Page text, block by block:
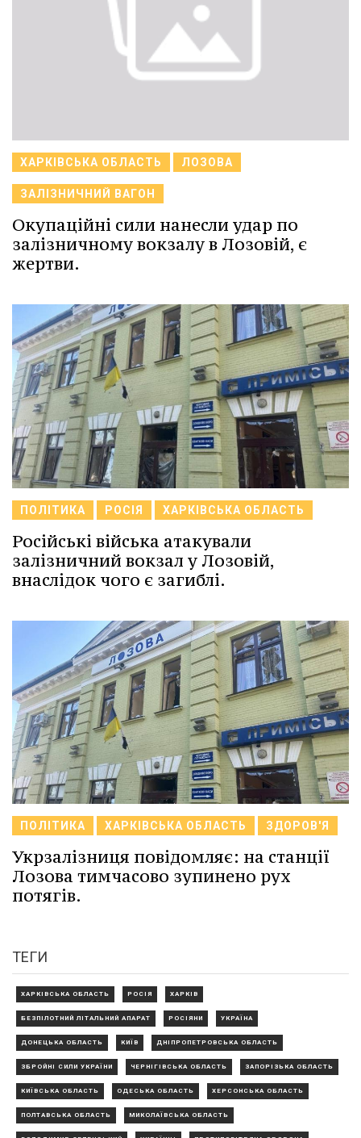
ХАРКІВСЬКА ОБЛАСТЬ ЛОЗОВА
ЗАЛІЗНИЧНИЙ ВАГОН
Окупаційні сили нанесли удар по
залізничному вокзалу в Лозовій, є
жертви.
ПОЛІТИКА РОСІЯ ХАРКІВСЬКА ОБЛАСТЬ
Російські війська атакували
залізничний вокзал у Лозовій,
внаслідок чого є загиблі.
ПОЛІТИКА ХАРКІВСЬКА ОБЛАСТЬ ЗДОРОВ'Я
Укрзалізниця повідомляє: на станції
Лозова тимчасово зупинено рух
потягів.
ТЕГИ
ХАРКІВСЬКА ОБЛАСТЬ РОСІЯ ХАРКІВ
БЕЗПІЛОТНИЙ ЛІТАЛЬНИЙ АПАРАТ РОСІЯНИ УКРАЇНА
ДОНЕЦЬКА ОБЛАСТЬ КИЇВ ДНІПРОПЕТРОВСЬКА ОБЛАСТЬ
ЗБРОЙНІ СИЛИ УКРАЇНИ ЧЕРНІГІВСЬКА ОБЛАСТЬ ЗАПОРІЗЬКА ОБЛАСТЬ
КИЇВСЬКА ОБЛАСТЬ ОДЕСЬКА ОБЛАСТЬ ХЕРСОНСЬКА ОБЛАСТЬ
ПОЛТАВСЬКА ОБЛАСТЬ МИКОЛАЇВСЬКА ОБЛАСТЬ